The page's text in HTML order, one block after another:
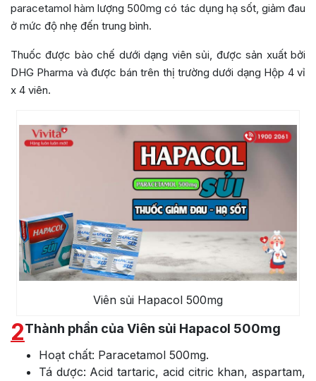
paracetamol hàm lượng 500mg có tác dụng hạ sốt, giảm đau
ở mức độ nhẹ đến trung bình.
Thuốc được bào chế dưới dạng viên sủi, được sản xuất bởi
DHG Pharma và được bán trên thị trường dưới dạng Hộp 4 vỉ
x 4 viên.
Viên sủi Hapacol 500mg
2Thành phần của Viên sủi Hapacol 500mg
Hoạt chất: Paracetamol 500mg.
Tá dược: Acid tartaric, acid citric khan, aspartam,